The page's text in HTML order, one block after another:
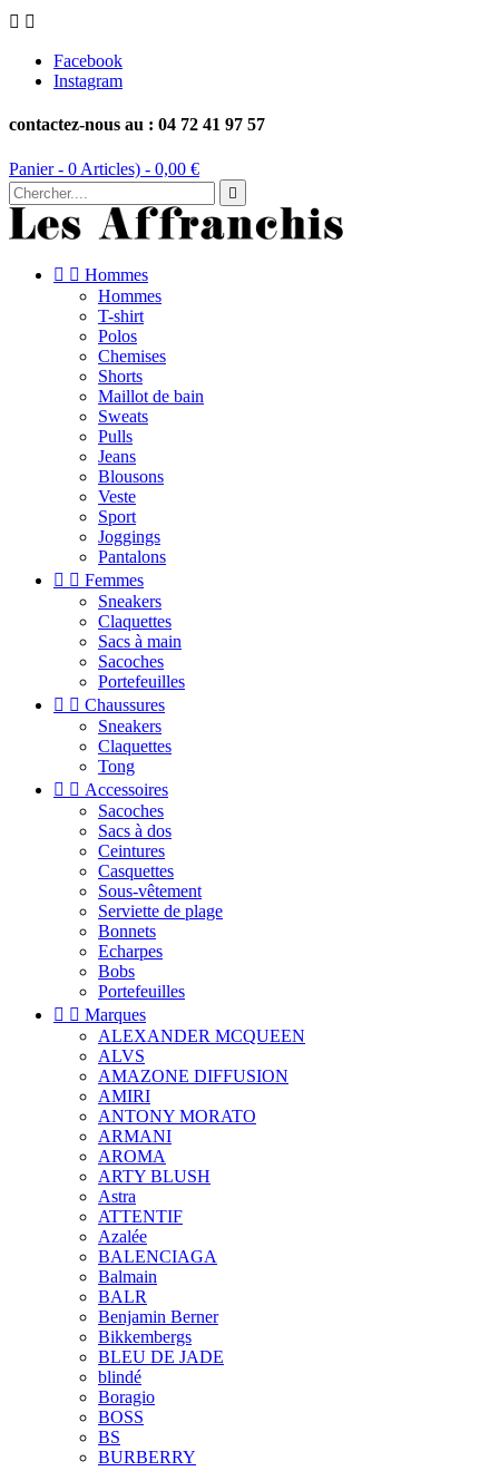
 
Facebook
Instagram
contactez-nous au : 04 72 41 97 57
Panier - 0 Articles) - 0,00 €

  Hommes
Hommes
T-shirt
Polos
Chemises
Shorts
Maillot de bain
Sweats
Pulls
Jeans
Blousons
Veste
Sport
Joggings
Pantalons
  Femmes
Sneakers
Claquettes
Sacs à main
Sacoches
Portefeuilles
  Chaussures
Sneakers
Claquettes
Tong
  Accessoires
Sacoches
Sacs à dos
Ceintures
Casquettes
Sous-vêtement
Serviette de plage
Bonnets
Echarpes
Bobs
Portefeuilles
  Marques
ALEXANDER MCQUEEN
ALVS
AMAZONE DIFFUSION
AMIRI
ANTONY MORATO
ARMANI
AROMA
ARTY BLUSH
Astra
ATTENTIF
Azalée
BALENCIAGA
Balmain
BALR
Benjamin Berner
Bikkembergs
BLEU DE JADE
blindé
Boragio
BOSS
BS
BURBERRY